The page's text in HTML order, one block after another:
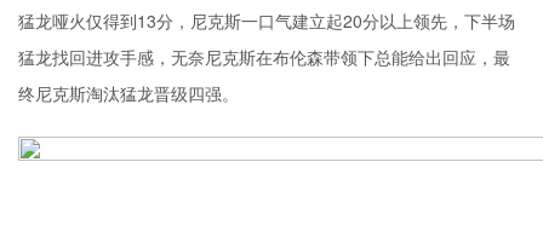
猛龙哑火仅得到13分，尼克斯一口气建立起20分以上领先，下半场
猛龙找回进攻手感，无奈尼克斯在布伦森带领下总能给出回应，最
终尼克斯淘汰猛龙晋级四强。